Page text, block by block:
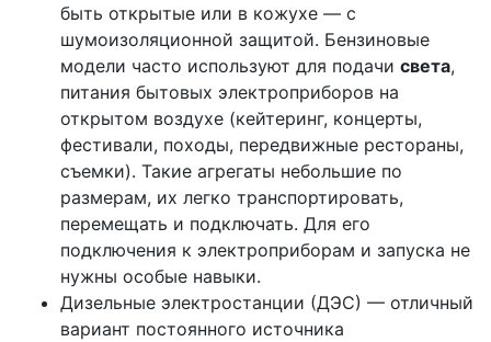
быть открытые или в кожухе — с
шумоизоляционной защитой. Бензиновые
модели часто используют для подачи света,
питания бытовых электроприборов на
открытом воздухе (кейтеринг, концерты,
фестивали, походы, передвижные рестораны,
съемки). Такие агрегаты небольшие по
размерам, их легко транспортировать,
перемещать и подключать. Для его
подключения к электроприборам и запуска не
нужны особые навыки.
Дизельные электростанции (ДЭС) — отличный
вариант постоянного источника